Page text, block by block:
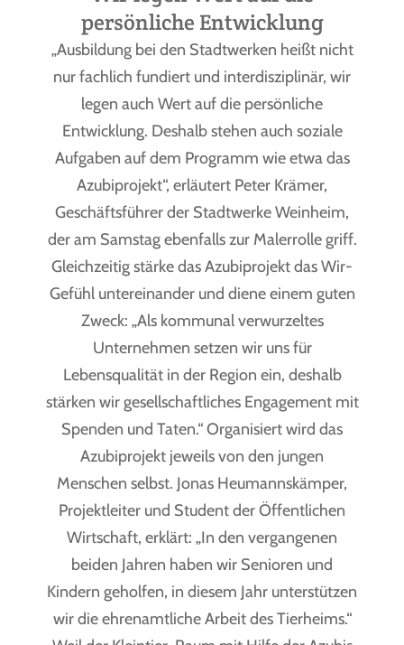
persönliche Entwicklung
„Ausbildung bei den Stadtwerken heißt nicht
nur fachlich fundiert und interdisziplinär, wir
legen auch Wert auf die persönliche
Entwicklung. Deshalb stehen auch soziale
Aufgaben auf dem Programm wie etwa das
Azubiprojekt“, erläutert Peter Krämer,
Geschäftsführer der Stadtwerke Weinheim,
der am Samstag ebenfalls zur Malerrolle griff.
Gleichzeitig stärke das Azubiprojekt das Wir-
Gefühl untereinander und diene einem guten
Zweck: „Als kommunal verwurzeltes
Unternehmen setzen wir uns für
Lebensqualität in der Region ein, deshalb
stärken wir gesellschaftliches Engagement mit
Spenden und Taten.“ Organisiert wird das
Azubiprojekt jeweils von den jungen
Menschen selbst. Jonas Heumannskämper,
Projektleiter und Student der Öffentlichen
Wirtschaft, erklärt: „In den vergangenen
beiden Jahren haben wir Senioren und
Kindern geholfen, in diesem Jahr unterstützen
wir die ehrenamtliche Arbeit des Tierheims.“